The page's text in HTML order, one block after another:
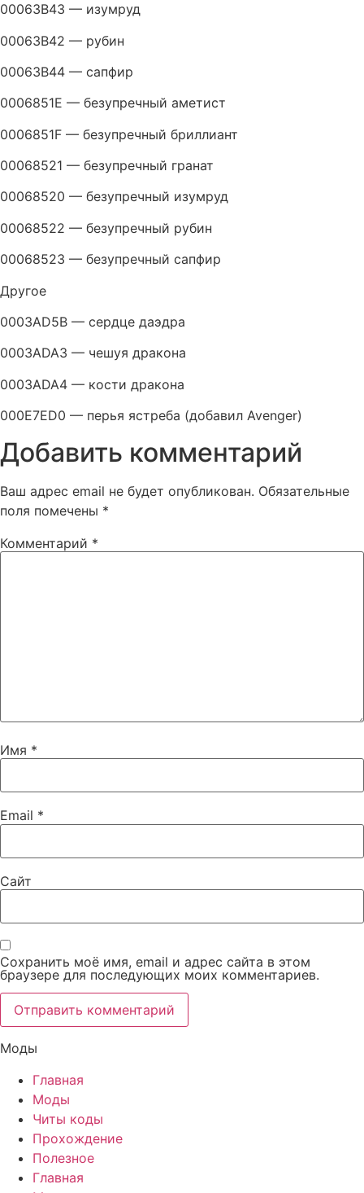
00063B43 — изумруд
00063B42 — рубин
00063B44 — сапфир
0006851E — безупречный аметист
0006851F — безупречный бриллиант
00068521 — безупречный гранат
00068520 — безупречный изумруд
00068522 — безупречный рубин
00068523 — безупречный сапфир
Другое
0003AD5B — сердце даэдра
0003ADA3 — чешуя дракона
0003ADA4 — кости дракона
000E7ED0 — перья ястреба (добавил Avenger)
Добавить комментарий
Ваш адрес email не будет опубликован. Обязательные
поля помечены *
Комментарий *
Имя *
Email *
Сайт
Сохранить моё имя, email и адрес сайта в этом
браузере для последующих моих комментариев.
Моды
Главная
Моды
Читы коды
Прохождение
Полезное
Главная